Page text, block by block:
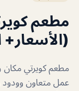
(الأسعار+
مطعم كويرتي مكان
عمل متعاون وودود